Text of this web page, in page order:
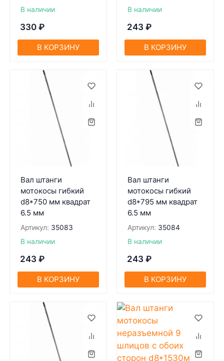
В наличии
330 ₽
В КОРЗИНУ
В наличии
243 ₽
В КОРЗИНУ
Вал штанги
мотокосы гибкий
d8*750 мм квадрат
6.5 мм
Артикул: 35083
В наличии
243 ₽
В КОРЗИНУ
Вал штанги
мотокосы гибкий
d8*795 мм квадрат
6.5 мм
Артикул: 35084
В наличии
243 ₽
В КОРЗИНУ